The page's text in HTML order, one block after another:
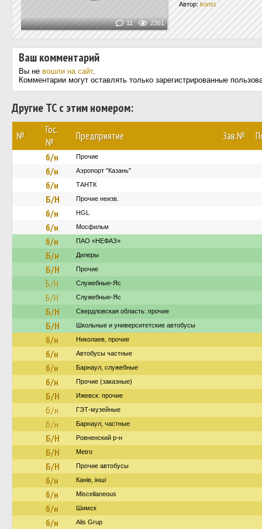
11 2361
Автор: konst
Ваш комментарий
Вы не вошли на сайт.
Комментарии могут оставлять только зарегистрированные
Другие ТС с этим номером:
№
Гос.
№
Предприятие Зав.№
б/н Прочие
б/н Аэропорт "Казань"
б/н ТАНТК
Б/Н Прочие неизв.
б/н HGL
б/н Мосфильм
б/н ПАО «НЕФАЗ»
Б/н Дилеры
Б/Н Прочие
Б/Н Служебные-Яс
Б/Н Служебные-Яс
Б/Н Свердловская область: прочие
Б/Н Школьные и университетские автобусы
б/н Николаев, прочие
б/н Автобусы частные
б/н Барнаул, служебные
б/н Прочие (заказные)
Б/Н Ижевск: прочие
б/н ГЭТ-музейные
б/н Барнаул, частные
Б/Н Ровненский р-н
Б/Н Metro
Б/Н Прочие автобусы
б/н Канів, інші
б/н Miscellaneous
б/н Шимск
б/н Alis Grup